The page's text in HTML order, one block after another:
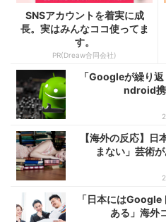
SNSアカウントを着実に成
長。実はみんなココ使ってま
す。
PR(Dreaw合同会社)
「Googleが繰り
ndroid携
【海外の反応】
まない」芸術
「日本には
ある」海外